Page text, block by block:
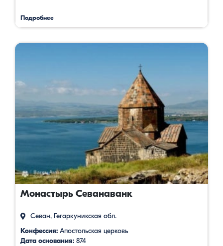
Подробнее
Монастырь Севанаванк
Севан, Гегаркуникская обл.
Конфессия: Апостольская церковь
Дата основания: 874